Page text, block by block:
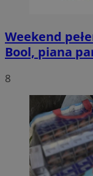
Weekend
Bool, piana
8